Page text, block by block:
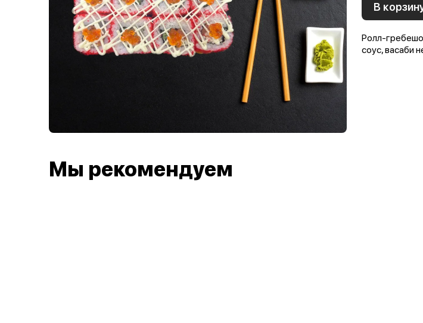
В
Ролл-
соус, васаби
Мы рекомендуем